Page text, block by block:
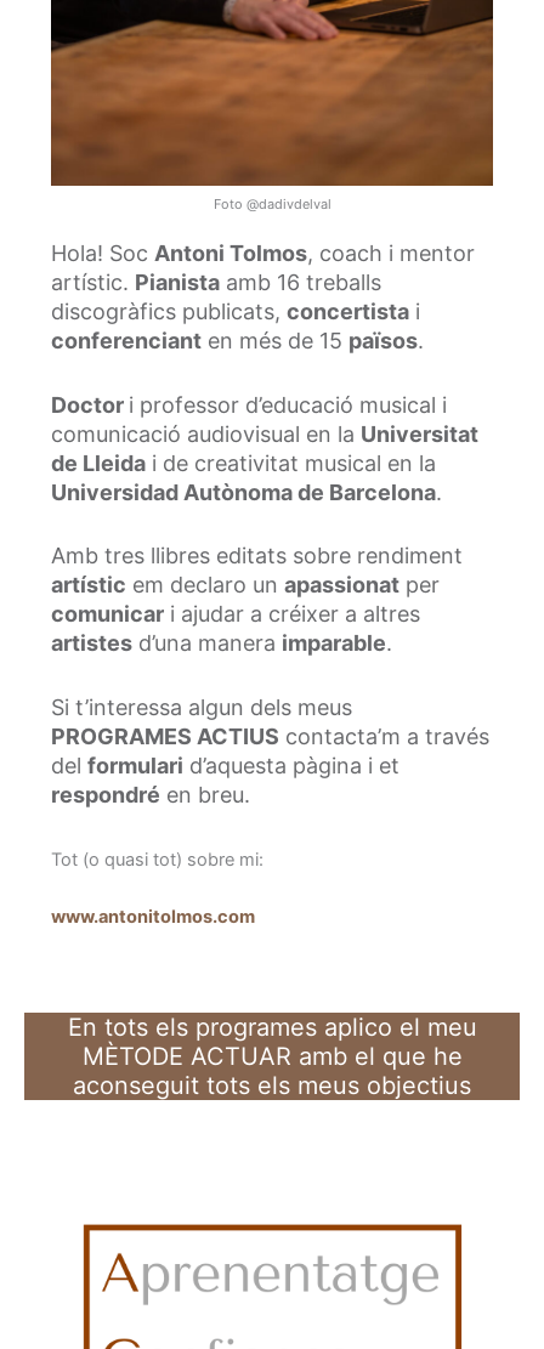
Foto @dadivdelval
Hola! Soc Antoni Tolmos, coach i mentor
artístic. Pianistaamb 16 treballs
discogràfics publicats, concertistai
conferencianten més de 15 països.
Doctor i professor d’educació musical i
comunicació audiovisual en la Universitat
de Lleidai de creativitat musical en la
Universidad Autònoma de Barcelona.
Amb tres llibres editats sobre rendiment
artístic em declaro un apassionatper
comunicari ajudar a créixer a altres
artistesd’una manera imparable.
Si t’interessa algun dels meus
PROGRAMES ACTIUS contacta’m a través
del formulari d’aquesta pàgina i et
respondré en breu.
Tot (o quasi tot) sobre mi:
www.antonitolmos.com
En tots els programes aplico el meu
MÈTODE ACTUAR amb el que he
aconseguit tots els meus objectius